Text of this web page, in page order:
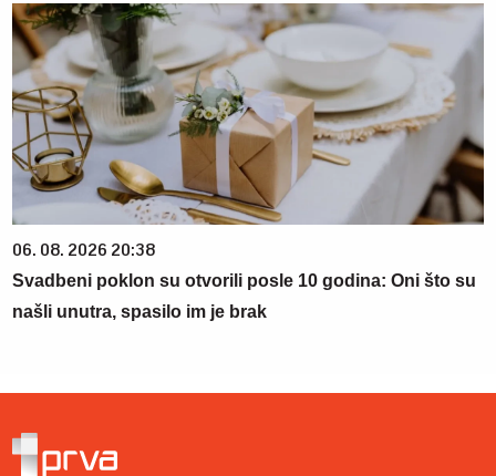
06. 08. 2026 20:38
Svadbeni poklon su otvorili posle 10 godina: Oni što su
našli unutra, spasilo im je brak